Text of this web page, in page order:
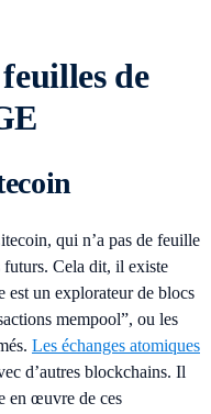
de
qui n’a pas de feuille
futurs. Cela dit, il existe
est un explorateur de blocs
mempool”, ou les
Les échanges atomiques
d’autres blockchains. Il
en œuvre de ces